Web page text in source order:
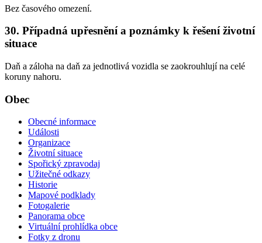
Bez časového omezení.
30. Případná upřesnění a poznámky k řešení životní
situace
Daň a záloha na daň za jednotlivá vozidla se zaokrouhlují na celé
koruny nahoru.
Obec
Obecné informace
Události
Organizace
Životní situace
Spořický zpravodaj
Užitečné odkazy
Historie
Mapové podklady
Fotogalerie
Panorama obce
Virtuální prohlídka obce
Fotky z dronu